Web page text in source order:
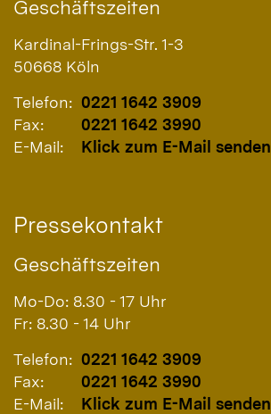
Geschäftszeiten
Kardinal-Frings-Str. 1-3
50668 Köln
Telefon: 0221 1642 3909
Fax:
0221 1642 3990
E-Mail:
Klick zum E-Mail senden
Pressekontakt
Geschäftszeiten
Mo-Do: 8.30 - 17 Uhr
Fr: 8.30 - 14 Uhr
Telefon: 0221 1642 3909
Fax:
0221 1642 3990
E-Mail:
Klick zum E-Mail senden